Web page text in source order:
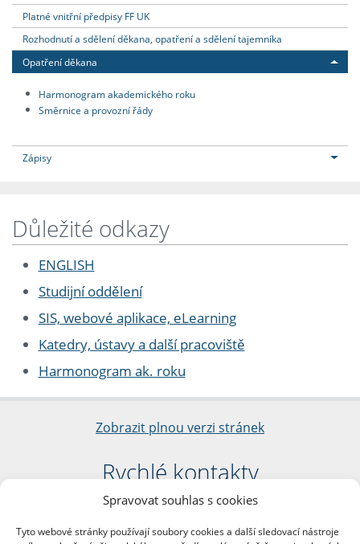
Spravovat souhlas s cookies
Tyto webové stránky používají soubory cookies a další sledovací nástroje
Platné vnitřní předpisy FF UK
Rozhodnutí a sdělení děkana, opatření a sdělení tajemníka
Opatření děkana
Harmonogram akademického roku
Směrnice a provozní řády
Zápisy
Důležité odkazy
ENGLISH
Studijní oddělení
SIS, webové aplikace, eLearning
Katedry, ústavy a další pracoviště
Harmonogram ak. roku
Zobrazit plnou verzi stránek
Rychlé kontakty
Filozofická fakulta
nám. Jana Palacha 1/2